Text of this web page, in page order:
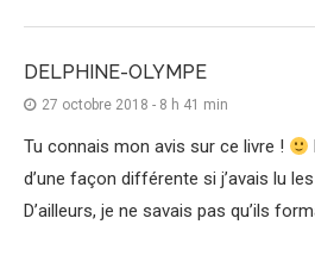
DELPHINE-OLYMPE
27 octobre 2018 - 8 h 41 min
Tu connais mon avis sur ce livre !
d’une façon différente si j’avais lu
D’ailleurs, je ne savais pas qu’ils